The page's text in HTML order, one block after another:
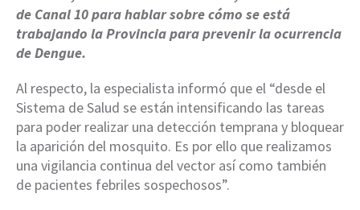
de Canal 10 para hablar sobre cómo se está
trabajando la Provincia para prevenir la ocurrencia
de Dengue.
Al respecto, la especialista informó que el “desde el
Sistema de Salud se están intensificando las tareas
para poder realizar una detección temprana y bloquear
la aparición del mosquito. Es por ello que realizamos
una vigilancia continua del vector así como también
de pacientes febriles sospechosos”.